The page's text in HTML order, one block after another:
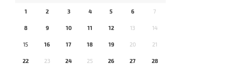
1 2 3 4 5 6 7
8 9 10 11 12 13 14
15 16 17 18 19 20 21
22 23 24 25 26 27 28